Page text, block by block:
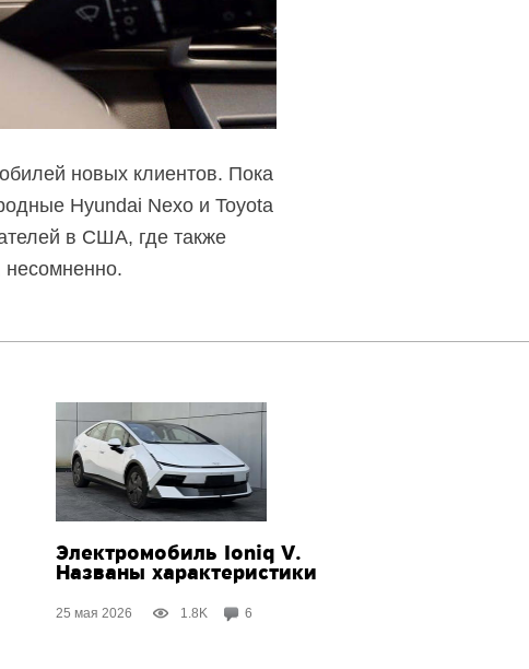
новых клиентов. Пока
Hyundai Nexo и Toyota
в США, где также
несомненно.
Электромобиль Ioniq V.
Названы характеристики
25 мая 2026 1.8K 6